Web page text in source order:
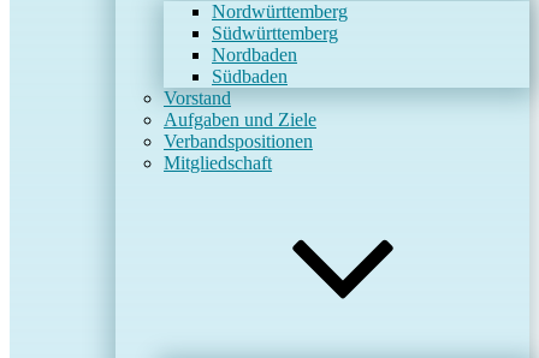
Nordwürttemberg
Südwürttemberg
Nordbaden
Südbaden
Vorstand
Aufgaben und Ziele
Verbandspositionen
Mitgliedschaft